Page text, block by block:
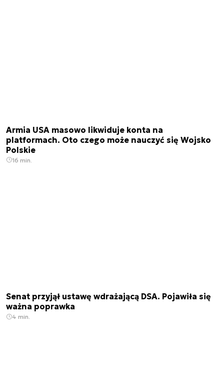
Armia USA masowo likwiduje konta na
platformach. Oto czego może nauczyć się Wojsko
Polskie
16 min.
Senat przyjął ustawę wdrażającą DSA. Pojawiła się
ważna poprawka
4 min.